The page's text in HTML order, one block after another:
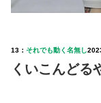
13： それでも動く名無し
くいこんどる